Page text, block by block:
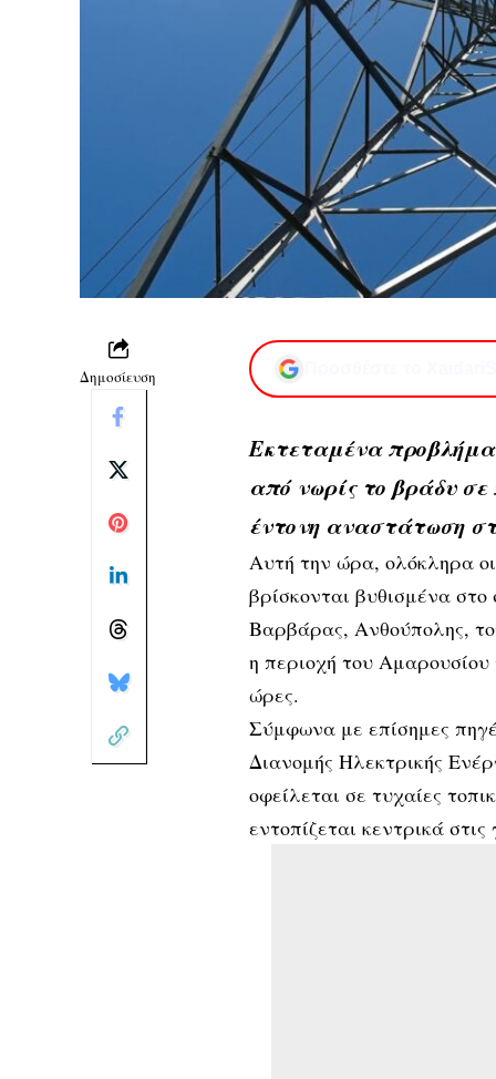
Δημοσίευση
Εκτεταμένα
από νωρίς το βράδυ
έντονη αναστάτωση
Αυτή την ώρα, ολόκληρα
βρίσκονται βυθισμένα
Βαρβάρας, Ανθούπολης,
η περιοχή του
ώρες.
Σύμφωνα με επίσημες
Διανομής Ηλεκτρικής
οφείλεται σε τυχαίες
εντοπίζεται κεντρικά